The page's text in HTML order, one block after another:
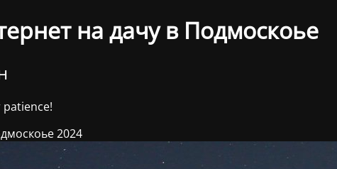
на дачу в Подмоскоье
2024